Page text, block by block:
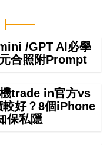
/GPT AI必學
合照附Prompt
trade in官方vs
好？8個iPhone
保私隱